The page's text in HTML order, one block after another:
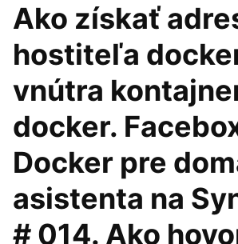
Ako získať
hostiteľa
vnútra
docker.
Docker pre
asistenta na
# 014. Ako